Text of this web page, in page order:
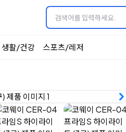
생활/건강 스포츠/레저